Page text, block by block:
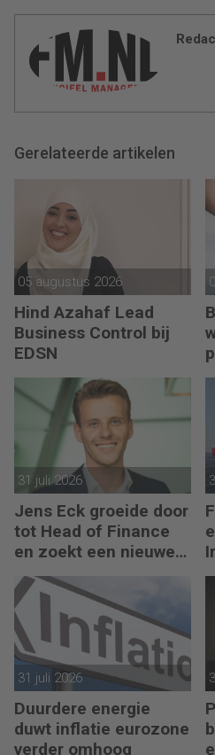
Gerelateerde artikelen
05 augustus 2026
Hind Azahaf Lead
Business Control bij
EDSN
31 juli 2026
Jens Eck groeide door
tot Head of Finance
en zoekt een nieuwe
uitdaging
31 juli 2026
Duurdere energie
duwt inflatie eurozone
verder omhoog